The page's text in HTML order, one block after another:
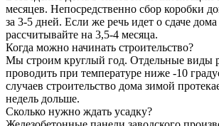
месяцев. Непосредственно сбор коробки
за 3-5 дней. Если же речь идет о сдаче
рассчитывайте на 3,5-4 месяца.
Когда можно начинать строительство?
Мы строим круглый год. Отдельные виды
проводить при температуре ниже -10
случаев строительство дома зимой
недель дольше.
Сколько нужно ждать усадку?